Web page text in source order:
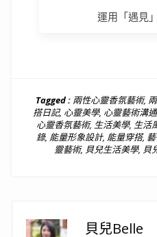
運用「遇見
Tagged : 兩性心靈香氛藝術,
搭日記, 心靈美學, 心靈藝術溝
心靈香氛藝術, 生活美學, 生活
錄, 能量形象設計, 能量穿搭,
靈藝術, 貝兒生活美學, 貝
貝兒Belle